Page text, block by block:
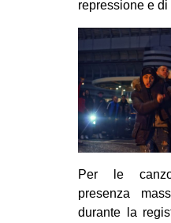
repressione e di
Per le
presenza
durante la